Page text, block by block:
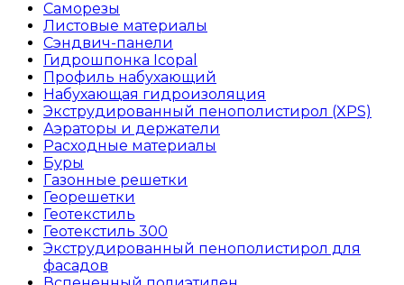
Саморезы
Листовые материалы
Сэндвич-панели
Гидрошпонка Icopal
Профиль набухающий
Набухающая гидроизоляция
Экструдированный пенополистирол (XPS)
Аэраторы и держатели
Расходные материалы
Буры
Газонные решетки
Георешетки
Геотекстиль
Геотекстиль 300
Экструдированный пенополистирол для
фасадов